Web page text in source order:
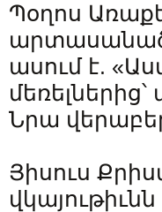
Պօղոս
արտասանած
ասում է.
Նրա
Յիսուս